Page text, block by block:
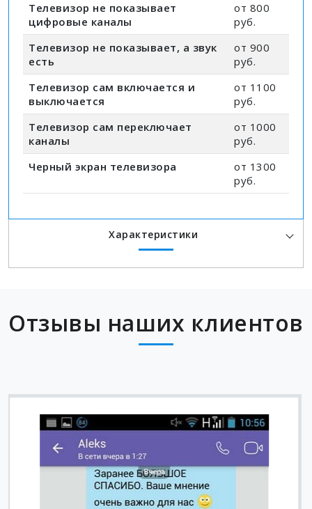
Телевизор не показывает
цифровые каналы
от 800
руб.
Телевизор не показывает, а звук
есть
от 900
руб.
Телевизор сам включается и
выключается
от 1100
руб.
Телевизор сам переключает
каналы
от 1000
руб.
Черный экран телевизора
от 1300
руб.
Характеристики
Отзывы наших клиентов